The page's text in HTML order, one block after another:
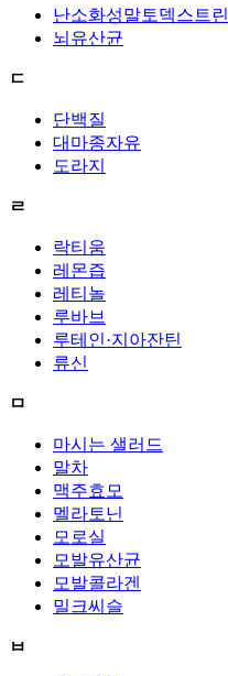
난소화성말토덱스트린
뇌유산균
ㄷ
단백질
대마종자유
도라지
ㄹ
락티움
레몬즙
레티놀
루바브
루테인·지아잔틴
류신
ㅁ
마시는 샐러드
말차
맥주효모
멜라토닌
모로실
모발유산균
모발콜라겐
밀크씨슬
ㅂ